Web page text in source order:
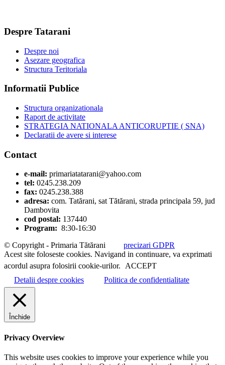
Despre Tatarani
Despre noi
Asezare geografica
Structura Teritoriala
Informatii Publice
Structura organizationala
Raport de activitate
STRATEGIA NATIONALA ANTICORUPTIE ( SNA)
Declaratii de avere si interese
Contact
e-mail: primariatatarani@yahoo.com
tel: 0245.238.209
fax: 0245.238.388
adresa: com. Tatărani, sat Tătărani, strada principala 59, jud
Dambovita
cod postal: 137440
Program: 8:30-16:30
© Copyright - Primaria Tătărani precizari GDPR
Acest site foloseste cookies. Navigand in continuare, va exprimati
acordul asupra folosirii cookie-urilor. ACCEPT
Detalii despre cookies
Politica de confidentialitate
Închide
Privacy Overview
This website uses cookies to improve your experience while you